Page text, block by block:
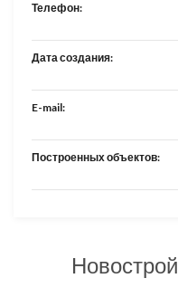
Телефон:
Дата создания:
E-mail:
Построенных объектов: